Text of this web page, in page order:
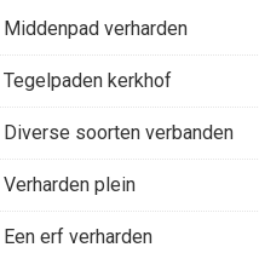
Middenpad verharden
Tegelpaden kerkhof
Diverse soorten verbanden
Verharden plein
Een erf verharden